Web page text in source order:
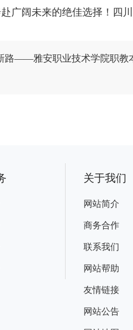
广阔未来的绝佳选择！四
路——雅安职业技术学院职教
关于我们
网站简介
商务合作
联系我们
网站帮助
友情链接
网站公告